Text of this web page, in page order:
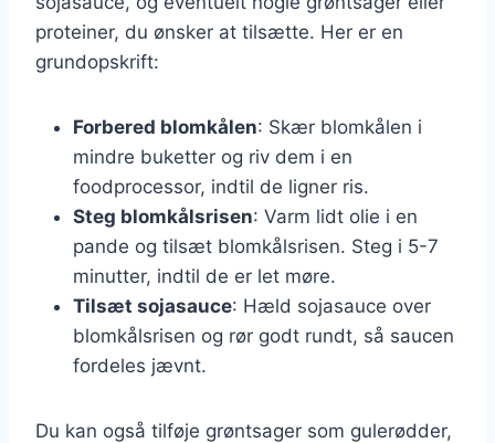
proteiner, du ønsker at tilsætte. Her er en
grundopskrift:
Forbered blomkålen: Skær blomkålen i
mindre buketter og riv dem i en
foodprocessor, indtil de ligner ris.
Steg blomkålsrisen: Varm lidt olie i en
pande og tilsæt blomkålsrisen. Steg i 5-7
minutter, indtil de er let møre.
Tilsæt sojasauce: Hæld sojasauce over
blomkålsrisen og rør godt rundt, så saucen
fordeles jævnt.
Du kan også tilføje grøntsager som gulerødder,